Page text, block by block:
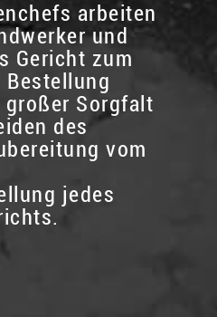
arbeiten
und
Gericht zum
Sorgfalt
des
vom
jedes